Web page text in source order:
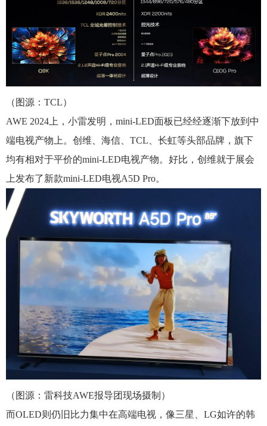
（图源：TCL）
AWE 2024上，小雷发明，mini-LED面板已经经逐渐下放到中
端电视产物上。创维、海信、TCL、长虹等头部品牌，旗下
均有相对于平价的mini-LED电视产物。好比，创维就于展会
上发布了新款mini-LED电视A5D Pro。
（图源：雷科技AWE报导团现场摄制）
而OLED则仍旧比力集中在高端电视，像三星、LG如许的韩